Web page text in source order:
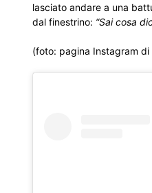
lasciato andare a una
dal finestrino: “Sai cosa
(foto: pagina Instagram di